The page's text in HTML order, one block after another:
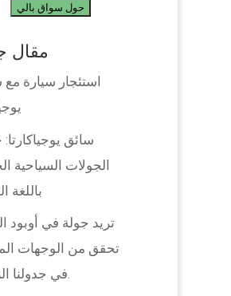
حول سواق بالي
مقال
استئجار سيارة
سائق
الجولات السياحية
باللغة
تريد جولة في أوبود
تحقق من الوجهات
في جدولنا الزمني.